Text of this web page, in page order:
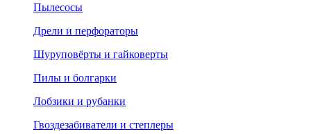
Пылесосы
Дрели и перфораторы
Шуруповёрты и гайковерты
Пилы и болгарки
Лобзики и рубанки
Гвоздезабиватели и степлеры